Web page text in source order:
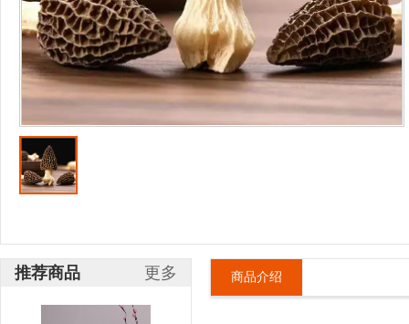
推荐商品 更多 商品介绍